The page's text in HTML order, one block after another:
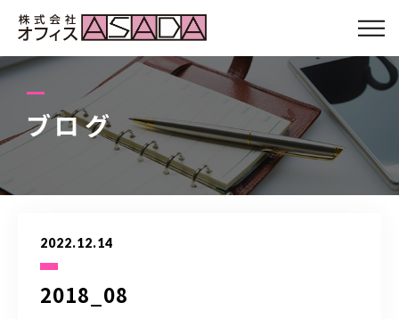
ブログ
2022.12.14
2018_08
会社について
スタッフ